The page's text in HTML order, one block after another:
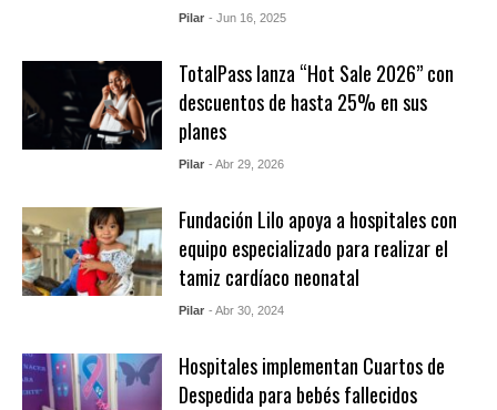
Pilar - Jun 16, 2025
TotalPass lanza “Hot Sale 2026” con
descuentos de hasta 25% en sus
planes
Pilar - Abr 29, 2026
Fundación Lilo apoya a hospitales con
equipo especializado para realizar el
tamiz cardíaco neonatal
Pilar - Abr 30, 2024
Hospitales implementan Cuartos de
Despedida para bebés fallecidos